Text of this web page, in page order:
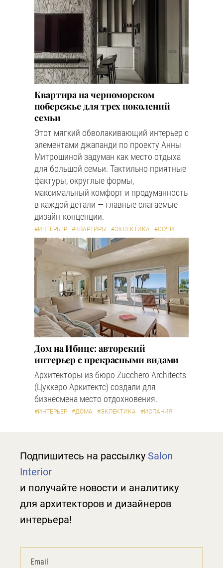
Квартира на черноморском
побережье для трех поколений
семьи
Этот мягкий обволакивающий интерьер с
элементами джапанди по проекту Анны
Митрошиной задуман как место отдыха
для большой семьи. Тактильно приятные
фактуры, округлые формы,
максимальный комфорт и продуманность
в каждой детали — главные слагаемые
дизайн-концепции.
#ИНТЕРЬЕР #КВАРТИРЫ #ЭКЛЕКТИКА #СОЧИ
Дом на Ибице: авторский
интерьер с прекрасными видами
Архитекторы из бюро Zucchero Architects
(Цуккеро Аркитектс) создали для
бизнесмена место отдохновения.
#ИНТЕРЬЕР #ДОМА #ЭКЛЕКТИКА #ИСПАНИЯ
Подпишитесь на рассылку Salon
Interior
и получайте новости и аналитику
для архитекторов и дизайнеров
интерьера!